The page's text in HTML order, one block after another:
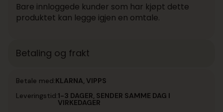
Bare innloggede kunder som har kjøpt dette
produktet kan legge igjen en omtale.
Betaling og frakt
Betale med:KLARNA, VIPPS
Leveringstid:1-3 DAGER, SENDER SAMME DAG I
VIRKEDAGER